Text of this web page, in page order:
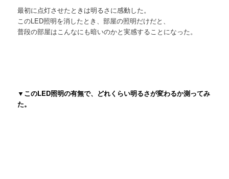
最初に点灯させたときは明るさに感動した。
このLED照明を消したとき、部屋の照明だけだと、
普段の部屋はこんなにも暗いのかと実感することになった。
▼このLED照明の有無で、どれくらい明るさが変わるか測ってみ
た。